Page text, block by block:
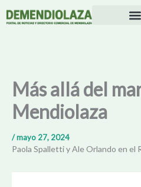
Más allá del
Mendiolaza
/mayo 27, 2024
Paola Spalletti y Ale Orlando en el